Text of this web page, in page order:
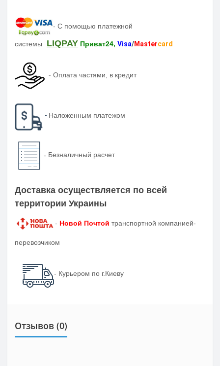
- С помощью платежной
системы LIQPAY Приват24, Visa/Mastercard
- Оплата частями, в кредит
- Наложенным платежом
- Безналичный расчет
Доставка осуществляется по всей
территории Украины
- Новой Почтой транспортной компанией-
перевозчиком
- Курьером по г.Киеву
Отзывов (0)